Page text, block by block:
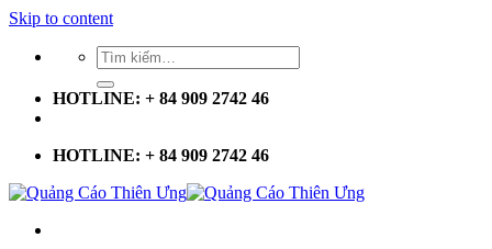
Skip to content
HOTLINE: + 84 909 2742 46
HOTLINE: + 84 909 2742 46